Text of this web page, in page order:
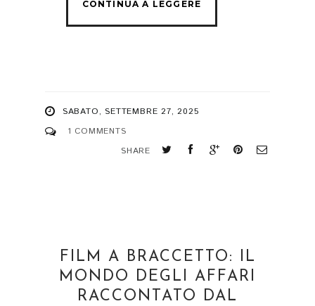
SABATO, SETTEMBRE 27, 2025
1 COMMENTS
SHARE
FILM A BRACCETTO: IL
MONDO DEGLI AFFARI
RACCONTATO DAL